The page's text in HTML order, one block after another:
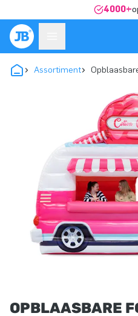
4000+
Assortiment
OPBLAASBARE